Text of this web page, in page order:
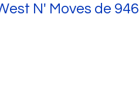
N' Moves de 946